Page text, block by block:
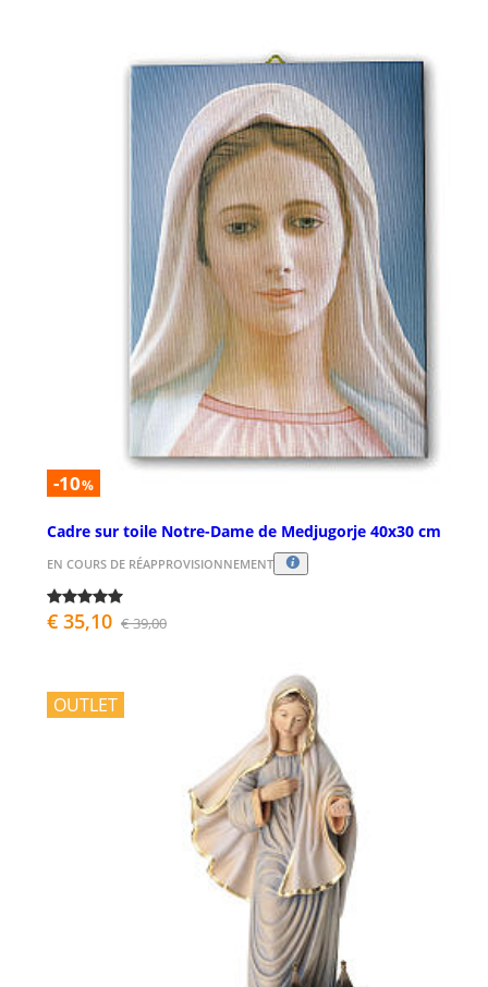
-10%
Cadre sur toile Notre-Dame de Medjugorje 40x30 cm
EN COURS DE RÉAPPROVISIONNEMENT
€ 35,10 € 39,00
OUTLET